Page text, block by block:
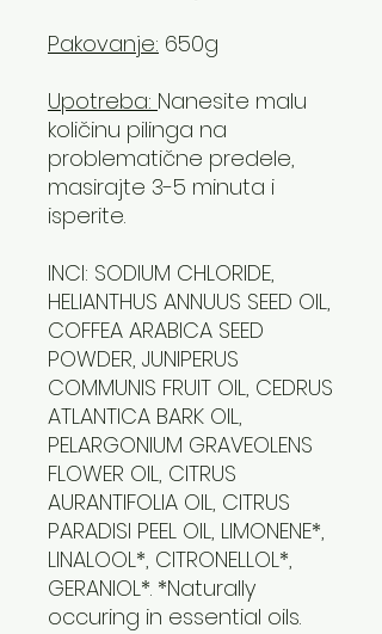
Pakovanje: 650g
Upotreba: Nanesite malu
količinu pilinga na
problematične predele,
masirajte 3-5 minuta i
isperite.
INCI: SODIUM CHLORIDE,
HELIANTHUS ANNUUS SEED OIL,
COFFEA ARABICA SEED
POWDER, JUNIPERUS
COMMUNIS FRUIT OIL, CEDRUS
ATLANTICA BARK OIL,
PELARGONIUM GRAVEOLENS
FLOWER OIL, CITRUS
AURANTIFOLIA OIL, CITRUS
PARADISI PEEL OIL, LIMONENE*,
LINALOOL*, CITRONELLOL*,
GERANIOL*. *Naturally
occuring in essential oils.